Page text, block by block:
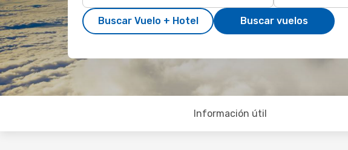
Buscar Vuelo + Hotel Buscar vuelos
Información útil